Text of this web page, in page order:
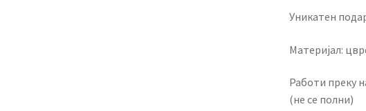
Уникатен
Материјал:
Работи преку
(не се полни)